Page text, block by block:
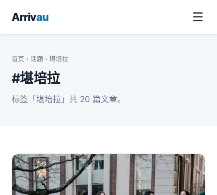
Arrivau ☰
首页 › 话题 › 堪培拉
#堪培拉
标签「堪培拉」共 20 篇文章。